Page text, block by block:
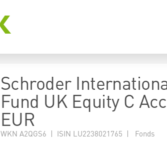
Schroder
Fund UK Equity C
EUR
WKN A2QGS6 | ISIN LU2238021765 | Fonds